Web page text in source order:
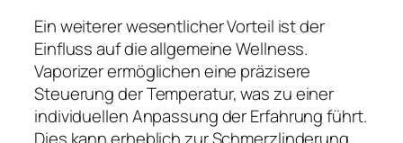
Ein weiterer wesentlicher Vorteil ist der
Einfluss auf die allgemeine Wellness.
Vaporizer ermöglichen eine präzisere
Steuerung der Temperatur, was zu einer
individuellen Anpassung der Erfahrung führt.